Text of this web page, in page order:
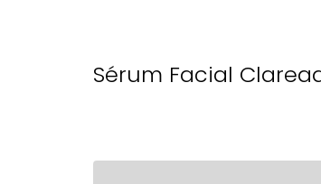
Sérum Facial